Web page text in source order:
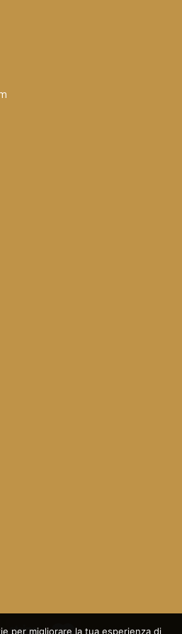
per migliorare la tua esperienza di